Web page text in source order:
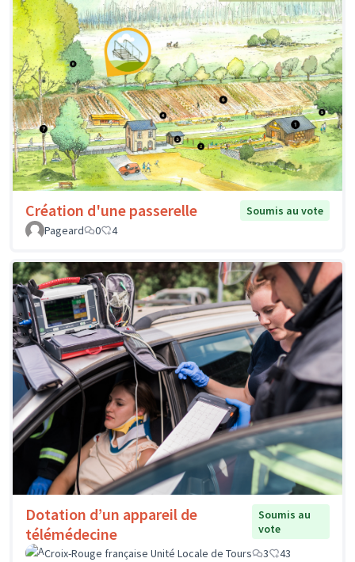
Création d'une passerelle
Soumis au vote
Pageard
0 4
Dotation d’un appareil de
télémédecine
Soumis au
vote
Croix-Rouge française Unité Locale de Tours
3 43